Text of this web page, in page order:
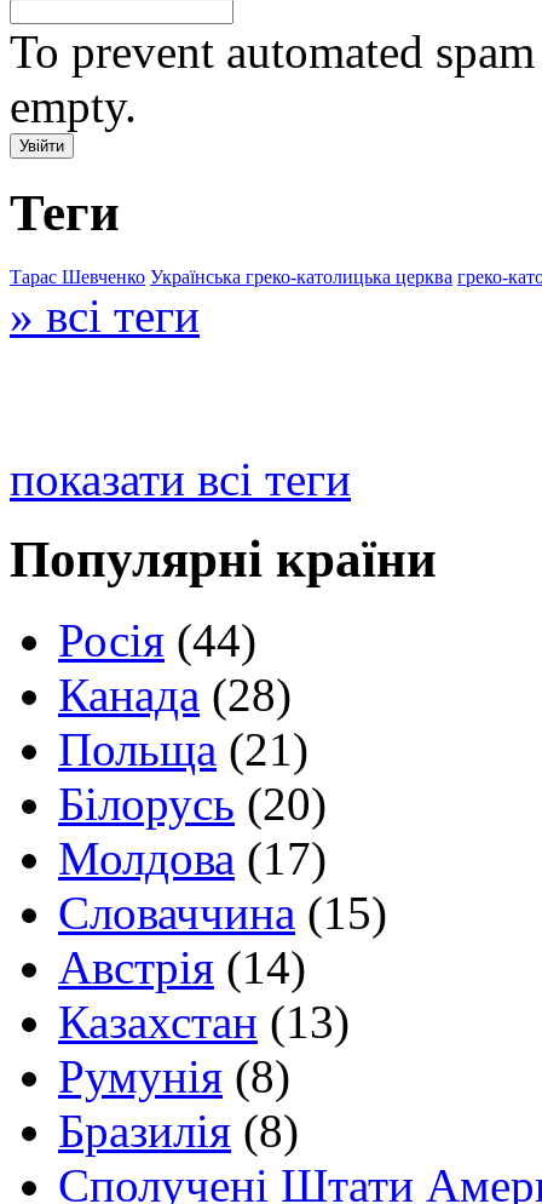
To prevent automated
empty.
Теги
Тарас Шевченко Українська греко-католицька церква греко-
» всі теги
показати всі теги
Популярні країни
Росія (44)
Канада (28)
Польща (21)
Білорусь (20)
Молдова (17)
Словаччина (15)
Австрія (14)
Казахстан (13)
Румунія (8)
Бразилія (8)
Сполучені Штати